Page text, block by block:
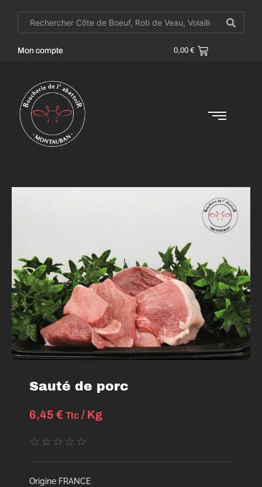
Mon compte 0,00 €
Sauté de porc
6,45 € Ttc / Kg
☆ ☆ ☆ ☆ ☆
Origine FRANCE